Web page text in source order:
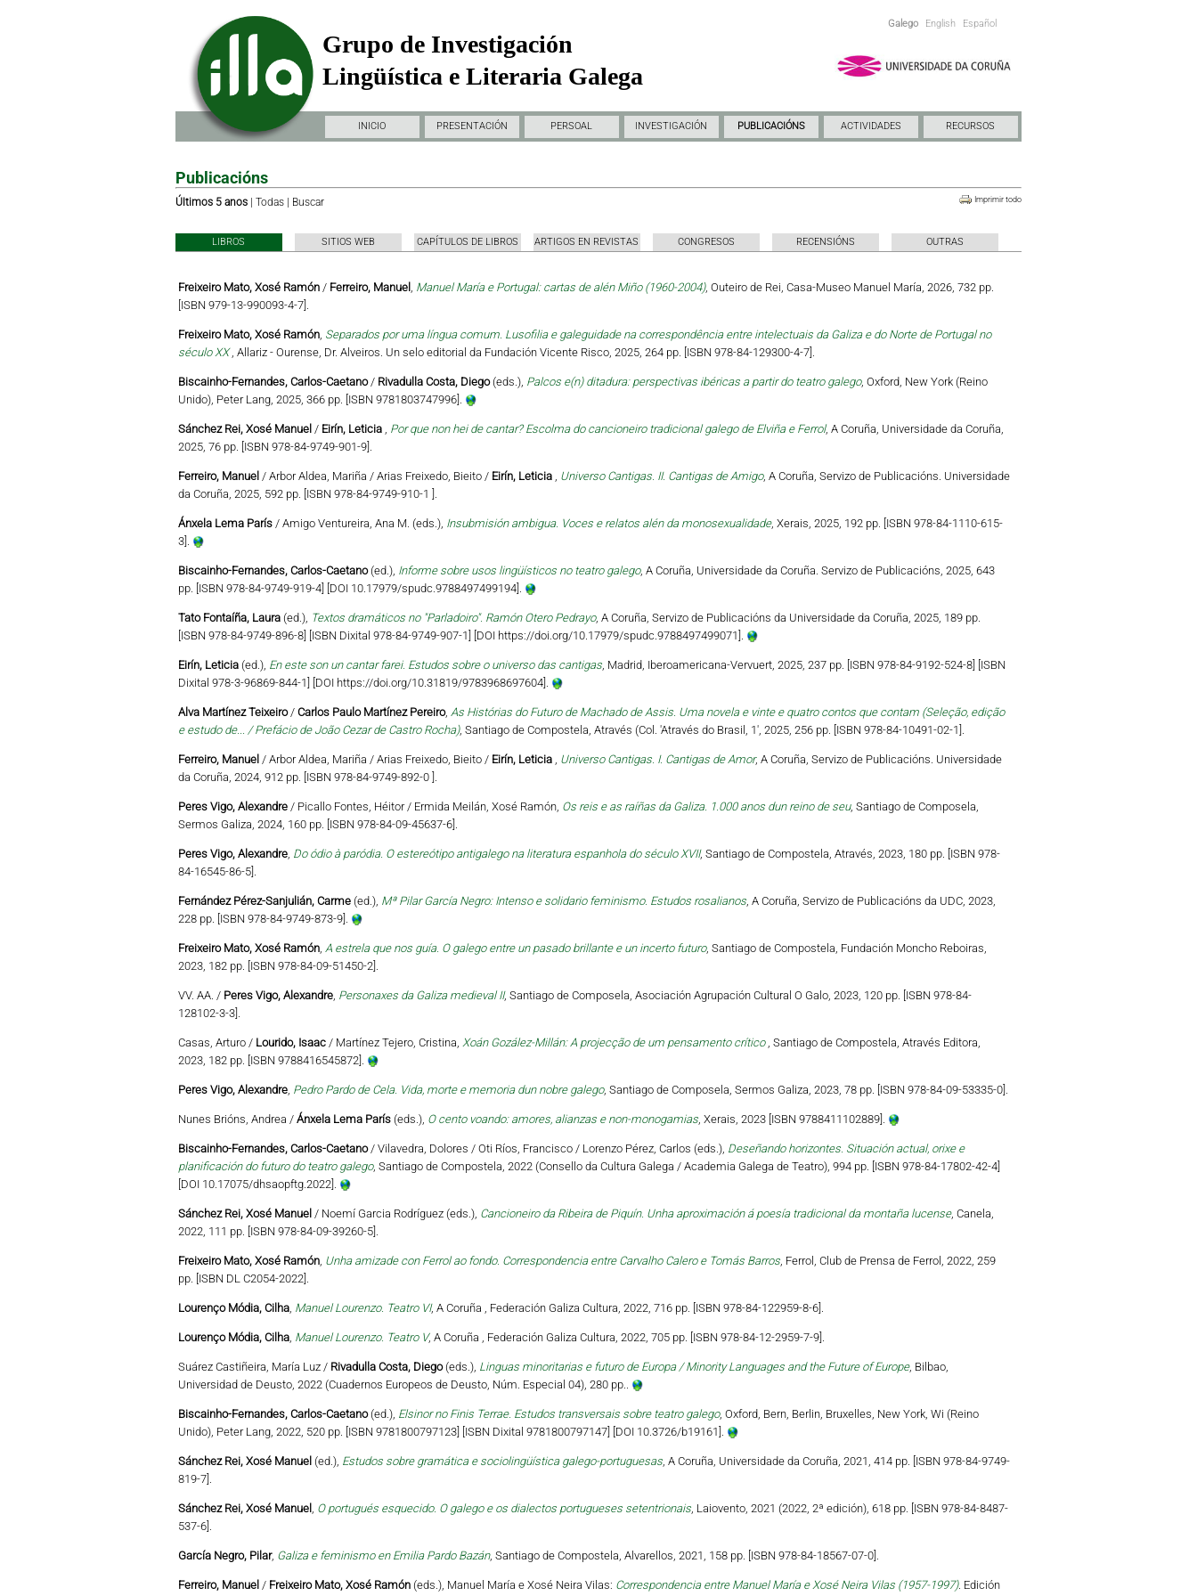
Galego English Español
Grupo de Investigación
Lingüística e Literaria Galega
INICIO PRESENTACIÓN PERSOAL INVESTIGACIÓN PUBLICACIÓNS ACTIVIDADES RECURSOS
Publicacións
Últimos 5 anos| Todas| Buscar Imprimir todo
LIBROS SITIOS WEB CAPÍTULOS DE LIBROS ARTIGOS EN REVISTAS CONGRESOS RECENSIÓNS OUTRAS
Freixeiro Mato, Xosé Ramón/ Ferreiro, Manuel , Manuel María e Portugal: cartas de alén Miño (1960-2004), Outeiro de Rei, Casa-Museo Manuel María, 2026, 732 pp.
[ISBN 979-13-990093-4-7].
Freixeiro Mato, Xosé Ramón, Separados por uma língua comum. Lusofilia e galeguidade na correspondência entre intelectuais da Galiza e do Norte de Portugal no
século XX, Allariz - Ourense, Dr. Alveiros. Un selo editorial da Fundación Vicente Risco, 2025, 264 pp. [ISBN 978-84-129300-4-7].
Biscainho-Fernandes, Carlos-Caetano/ Rivadulla Costa, Diego(eds.), Palcos e(n) ditadura: perspectivas ibéricas a partir do teatro galego, Oxford, New York (Reino
Unido), Peter Lang, 2025, 366 pp. [ISBN 9781803747996].
Sánchez Rei, Xosé Manuel / Eirín, Leticia , Por que non hei de cantar? Escolma do cancioneiro tradicional galego de Elviña e Ferrol, A Coruña, Universidade da Coruña,
2025, 76 pp. [ISBN 978-84-9749-901-9].
Ferreiro, Manuel / Arbor Aldea, Mariña / Arias Freixedo, Bieito / Eirín, Leticia , Universo Cantigas. II. Cantigas de Amigo, A Coruña, Servizo de Publicacións. Universidade
da Coruña, 2025, 592 pp. [ISBN 978-84-9749-910-1 ].
Ánxela Lema París/ Amigo Ventureira, Ana M. (eds.), Insubmisión ambigua. Voces e relatos alén da monosexualidade, Xerais, 2025, 192 pp. [ISBN 978-84-1110-615-
3].
Biscainho-Fernandes, Carlos-Caetano(ed.), Informe sobre usos lingüísticos no teatro galego, A Coruña, Universidade da Coruña. Servizo de Publicacións, 2025, 643
pp. [ISBN 978-84-9749-919-4] [DOI 10.17979/spudc.9788497499194].
Tato Fontaíña, Laura(ed.), Textos dramáticos no "Parladoiro". Ramón Otero Pedrayo, A Coruña, Servizo de Publicacións da Universidade da Coruña, 2025, 189 pp.
[ISBN 978-84-9749-896-8] [ISBN Dixital 978‐84‐9749‐907‐1] [DOI https://doi.org/10.17979/spudc.9788497499071].
Eirín, Leticia (ed.), En este son un cantar farei. Estudos sobre o universo das cantigas, Madrid, Iberoamericana-Vervuert, 2025, 237 pp. [ISBN 978-84-9192-524-8] [ISBN
Dixital 978-3-96869-844-1] [DOI https://doi.org/10.31819/9783968697604].
Alva Martínez Teixeiro/ Carlos Paulo Martínez Pereiro, As Histórias do Futuro de Machado de Assis. Uma novela e vinte e quatro contos que contam (Seleção, edição
e estudo de... / Prefácio de João Cezar de Castro Rocha), Santiago de Compostela, Através (Col. 'Através do Brasil, 1', 2025, 256 pp. [ISBN 978-84-10491-02-1].
Ferreiro, Manuel / Arbor Aldea, Mariña / Arias Freixedo, Bieito / Eirín, Leticia , Universo Cantigas. I. Cantigas de Amor, A Coruña, Servizo de Publicacións. Universidade
da Coruña, 2024, 912 pp. [ISBN 978-84-9749-892-0 ].
Peres Vigo, Alexandre/ Picallo Fontes, Héitor / Ermida Meilán, Xosé Ramón, Os reis e as raíñas da Galiza. 1.000 anos dun reino de seu, Santiago de Composela,
Sermos Galiza, 2024, 160 pp. [ISBN 978-84-09-45637-6].
Peres Vigo, Alexandre, Do ódio à paródia. O estereótipo antigalego na literatura espanhola do século XVII, Santiago de Compostela, Através, 2023, 180 pp. [ISBN 978-
84-16545-86-5].
Fernández Pérez-Sanjulián, Carme(ed.), Mª Pilar García Negro: Intenso e solidario feminismo. Estudos rosalianos, A Coruña, Servizo de Publicacións da UDC, 2023,
228 pp. [ISBN 978-84-9749-873-9].
Freixeiro Mato, Xosé Ramón, A estrela que nos guía. O galego entre un pasado brillante e un incerto futuro, Santiago de Compostela, Fundación Moncho Reboiras,
2023, 182 pp. [ISBN 978-84-09-51450-2].
VV. AA. / Peres Vigo, Alexandre, Personaxes da Galiza medieval II, Santiago de Composela, Asociación Agrupación Cultural O Galo, 2023, 120 pp. [ISBN 978-84-
128102-3-3].
Casas, Arturo / Lourido, Isaac/ Martínez Tejero, Cristina, Xoán Gozález-Millán: A projecção de um pensamento crítico , Santiago de Compostela, Através Editora,
2023, 182 pp. [ISBN 9788416545872].
Peres Vigo, Alexandre, Pedro Pardo de Cela. Vida, morte e memoria dun nobre galego, Santiago de Composela, Sermos Galiza, 2023, 78 pp. [ISBN 978-84-09-53335-0].
Nunes Brións, Andrea / Ánxela Lema París(eds.), O cento voando: amores, alianzas e non-monogamias, Xerais, 2023 [ISBN 9788411102889].
Biscainho-Fernandes, Carlos-Caetano/ Vilavedra, Dolores / Oti Ríos, Francisco / Lorenzo Pérez, Carlos (eds.), Deseñando horizontes. Situación actual, orixe e
planificación do futuro do teatro galego, Santiago de Compostela, 2022 (Consello da Cultura Galega / Academia Galega de Teatro), 994 pp. [ISBN 978-84-17802-42-4]
[DOI 10.17075/dhsaopftg.2022].
Sánchez Rei, Xosé Manuel / Noemí Garcia Rodríguez (eds.), Cancioneiro da Ribeira de Piquín. Unha aproximación á poesía tradicional da montaña lucense, Canela,
2022, 111 pp. [ISBN 978-84-09-39260-5].
Freixeiro Mato, Xosé Ramón, Unha amizade con Ferrol ao fondo. Correspondencia entre Carvalho Calero e Tomás Barros, Ferrol, Club de Prensa de Ferrol, 2022, 259
pp. [ISBN DL C2054-2022].
Lourenço Módia, Cilha, Manuel Lourenzo. Teatro VI, A Coruña , Federación Galiza Cultura, 2022, 716 pp. [ISBN 978-84-122959-8-6].
Lourenço Módia, Cilha, Manuel Lourenzo. Teatro V, A Coruña , Federación Galiza Cultura, 2022, 705 pp. [ISBN 978-84-12-2959-7-9].
Suárez Castiñeira, María Luz / Rivadulla Costa, Diego(eds.), Linguas minoritarias e futuro de Europa / Minority Languages and the Future of Europe, Bilbao,
Universidad de Deusto, 2022 (Cuadernos Europeos de Deusto, Núm. Especial 04), 280 pp..
Biscainho-Fernandes, Carlos-Caetano(ed.), Elsinor no Finis Terrae. Estudos transversais sobre teatro galego, Oxford, Bern, Berlin, Bruxelles, New York, Wi (Reino
Unido), Peter Lang, 2022, 520 pp. [ISBN 9781800797123] [ISBN Dixital 9781800797147] [DOI 10.3726/b19161].
Sánchez Rei, Xosé Manuel (ed.), Estudos sobre gramática e sociolingüística galego-portuguesas, A Coruña, Universidade da Coruña, 2021, 414 pp. [ISBN 978-84-9749-
819-7].
Sánchez Rei, Xosé Manuel , O portugués esquecido. O galego e os dialectos portugueses setentrionais, Laiovento, 2021 (2022, 2ª edición), 618 pp. [ISBN 978-84-8487-
537-6].
García Negro, Pilar, Galiza e feminismo en Emilia Pardo Bazán, Santiago de Compostela, Alvarellos, 2021, 158 pp. [ISBN 978-84-18567-07-0].
Ferreiro, Manuel / Freixeiro Mato, Xosé Ramón(eds.), Manuel María e Xosé Neira Vilas: Correspondencia entre Manuel María e Xosé Neira Vilas (1957-1997). Edición